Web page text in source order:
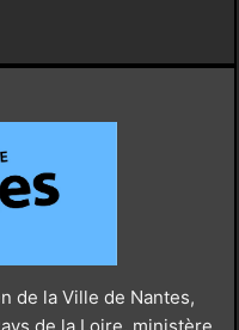
de la Ville de Nantes,